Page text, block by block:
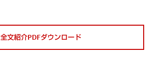
全文紹介PDFダウンロード